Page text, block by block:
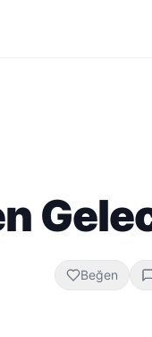
Beğen